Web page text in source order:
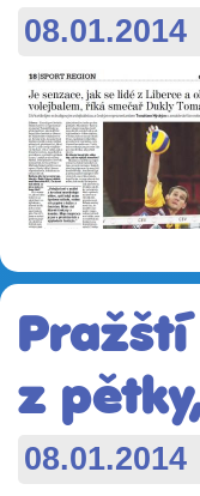
08.01.2014
z
08.01.2014